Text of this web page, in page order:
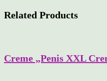
Related Products
Creme „Penis XXL